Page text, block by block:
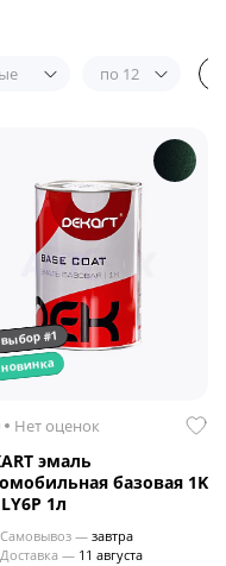
по 12
выбор #1
новинка
Нет оценок
эмаль
базовая 1K
1л
Самовывоз — завтра
Доставка — 11 августа